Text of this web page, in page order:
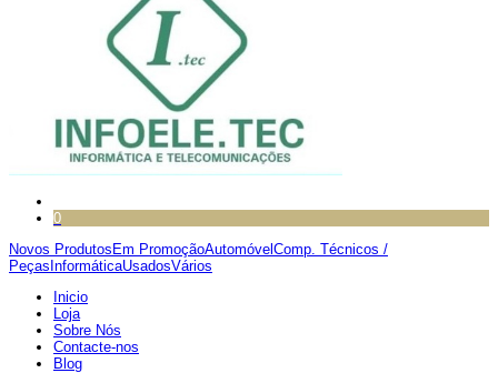
0
Novos Produtos Em PromoçãoAutomóvel Comp. Técnicos /
Peças InformáticaUsadosVários
Inicio
Loja
Sobre Nós
Contacte-nos
Blog